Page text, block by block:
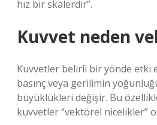
hız bir skalerdir”.
Kuvvet neden
Kuvvetler belirli bir yönde etki
basınç veya gerilimin
büyüklükleri değişir. Bu
kuvvetler “vektörel nicelikler”